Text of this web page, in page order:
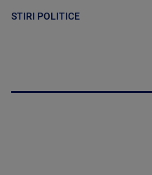
STIRI POLITICE